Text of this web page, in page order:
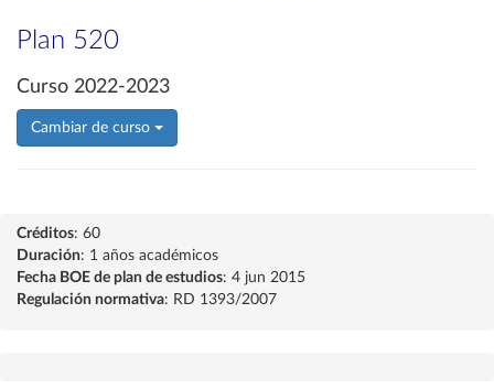
Plan 520
Curso 2022-2023
Cambiar de curso
Créditos: 60
Duración: 1 años académicos
Fecha BOE de plan de estudios: 4 jun 2015
Regulación normativa: RD 1393/2007